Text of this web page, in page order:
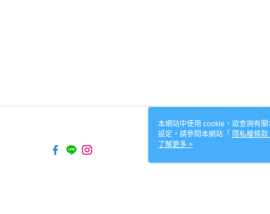
本網站中使用 cookie，欲查詢有
設定，請參閱本網站「 隱私權條款
使用 cookie。
了解更多 >